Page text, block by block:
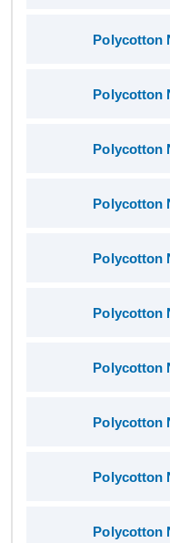
Polycotton
Polycotton
Polycotton
Polycotton
Polycotton
Polycotton
Polycotton
Polycotton
Polycotton
Polycotton